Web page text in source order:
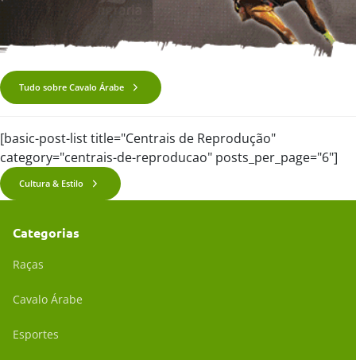
Tudo sobre Cavalo Árabe
[basic-post-list title="Centrais de Reprodução"
category="centrais-de-reproducao" posts_per_page="6"]
Cultura & Estilo
Categorias
Raças
Cavalo Árabe
Esportes